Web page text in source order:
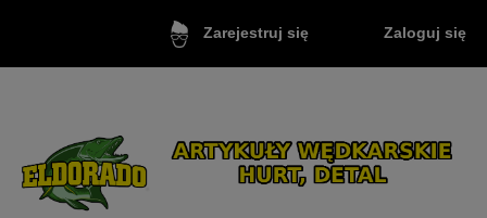
Zarejestruj się Zaloguj się